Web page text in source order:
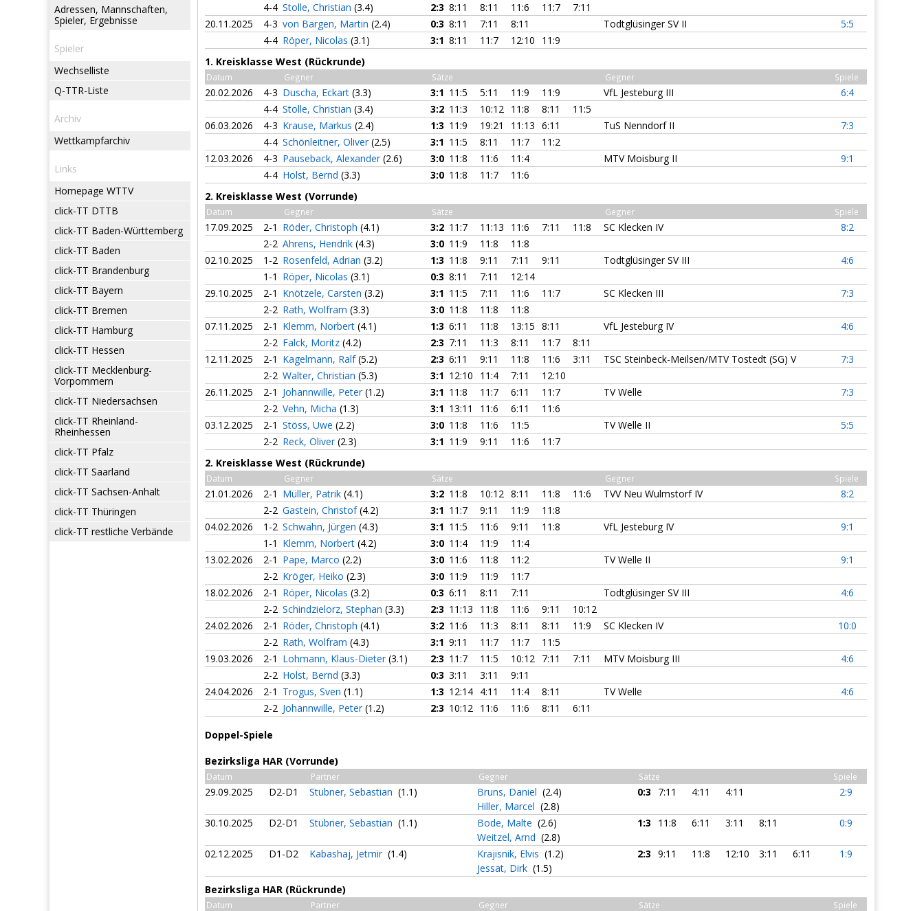
Adressen, Mannschaften,
Spieler, Ergebnisse
Spieler
Wechselliste
Q-TTR-Liste
Archiv
Wettkampfarchiv
Links
Homepage WTTV
click-TT DTTB
click-TT Baden-Württemberg
click-TT Baden
click-TT Brandenburg
click-TT Bayern
click-TT Bremen
click-TT Hamburg
click-TT Hessen
click-TT Mecklenburg-
Vorpommern
click-TT Niedersachsen
click-TT Rheinland-
Rheinhessen
click-TT Pfalz
click-TT Saarland
click-TT Sachsen-Anhalt
click-TT Thüringen
click-TT restliche Verbände
4-4 Stolle, Christian (3.4) 2:3 8:11 8:11 11:6 11:7
7:11
20.11.2025
4-3 von Bargen, Martin (2.4) 0:3 8:11 7:11 8:11 Todtglüsinger SV II
5:5
4-4 Röper, Nicolas (3.1) 3:1 8:11 11:7 12:10
11:9
1. Kreisklasse West (Rückrunde)
Datum Gegner Sätze Gegner Spiele
20.02.2026 4-3 Duscha, Eckart (3.3) 3:1 11:5 5:11 11:9 11:9 VfL Jesteburg III
6:4
4-4 Stolle, Christian (3.4) 3:2 11:3 10:12 11:8 8:11
11:5
06.03.2026
4-3 Krause, Markus (2.4) 1:3 11:9 19:21 11:13 6:11 TuS Nenndorf II
7:3
4-4 Schönleitner, Oliver (2.5) 3:1 11:5 8:11 11:7
11:2
12.03.2026
4-3 Pauseback, Alexander (2.6) 3:0 11:8 11:6 11:4 MTV Moisburg II
9:1
4-4 Holst, Bernd (3.3) 3:0 11:8 11:7
11:6
2. Kreisklasse West (Vorrunde)
Datum Gegner Sätze Gegner Spiele
17.09.2025 2-1 Röder, Christoph (4.1) 3:2 11:7 11:13 11:6 7:11 11:8 SC Klecken IV
8:2
2-2 Ahrens, Hendrik (4.3) 3:0 11:9 11:8
11:8
02.10.2025
1-2 Rosenfeld, Adrian (3.2) 1:3 11:8 9:11 7:11 9:11 Todtglüsinger SV III
4:6
1-1 Röper, Nicolas (3.1) 0:3 8:11 7:11
12:14
29.10.2025
2-1 Knötzele, Carsten (3.2) 3:1 11:5 7:11 11:6 11:7 SC Klecken III
7:3
2-2 Rath, Wolfram (3.3) 3:0 11:8 11:8
11:8
07.11.2025
2-1 Klemm, Norbert (4.1) 1:3 6:11 11:8 13:15 8:11 VfL Jesteburg IV
4:6
2-2 Falck, Moritz (4.2) 2:3 7:11 11:3 8:11 11:7
8:11
12.11.2025
2-1 Kagelmann, Ralf(5.2) 2:3 6:11 9:11 11:8 11:6 3:11 TSC Steinbeck-Meilsen/MTV Tostedt (SG) V
7:3
2-2 Walter, Christian (5.3) 3:1 12:10 11:4 7:11
12:10
26.11.2025
2-1 Johannwille, Peter (1.2) 3:1 11:8 11:7 6:11 11:7 TV Welle
7:3
2-2 Vehn, Micha (1.3) 3:1 13:11 11:6 6:11
11:6
03.12.2025
2-1 Stöss, Uwe (2.2) 3:0 11:8 11:6 11:5 TV Welle II
5:5
2-2 Reck, Oliver (2.3) 3:1 11:9 9:11 11:6
11:7
2. Kreisklasse West (Rückrunde)
Datum Gegner Sätze Gegner Spiele
21.01.2026 2-1 Müller, Patrik (4.1) 3:2 11:8 10:12 8:11 11:8 11:6 TVV Neu Wulmstorf IV
8:2
2-2 Gastein, Christof(4.2) 3:1 11:7 9:11 11:9
11:8
04.02.2026
1-2 Schwahn, Jürgen (4.3) 3:1 11:5 11:6 9:11 11:8 VfL Jesteburg IV
9:1
1-1 Klemm, Norbert (4.2) 3:0 11:4 11:9
11:4
13.02.2026
2-1 Pape, Marco (2.2) 3:0 11:6 11:8 11:2 TV Welle II
9:1
2-2 Kröger, Heiko (2.3) 3:0 11:9 11:9
11:7
18.02.2026
2-1 Röper, Nicolas (3.2) 0:3 6:11 8:11 7:11 Todtglüsinger SV III
4:6
2-2 Schindzielorz, Stephan (3.3) 2:3 11:13 11:8 11:6 9:11
10:12
24.02.2026
2-1 Röder, Christoph (4.1) 3:2 11:6 11:3 8:11 8:11 11:9 SC Klecken IV
10:0
2-2 Rath, Wolfram (4.3) 3:1 9:11 11:7 11:7
11:5
19.03.2026
2-1 Lohmann, Klaus-Dieter (3.1) 2:3 11:7 11:5 10:12 7:11 7:11 MTV Moisburg III
4:6
2-2 Holst, Bernd (3.3) 0:3 3:11 3:11
9:11
24.04.2026
2-1 Trogus, Sven (1.1) 1:3 12:14 4:11 11:4 8:11 TV Welle
4:6
2-2 Johannwille, Peter (1.2) 2:3 10:12 11:6 11:6 8:11 6:11
Doppel-Spiele
Bezirksliga HAR (Vorrunde)
Datum Partner Gegner Sätze Spiele
29.09.2025 D2-D1 Stübner, Sebastian (1.1) Bruns, Daniel (2.4)
Hiller, Marcel (2.8)
0:3 7:11 4:11 4:11 2:9
30.10.2025 D2-D1 Stübner, Sebastian (1.1) Bode, Malte (2.6)
Weitzel, Arnd (2.8)
1:3 11:8 6:11 3:11 8:11 0:9
02.12.2025 D1-D2 Kabashaj, Jetmir (1.4) Krajisnik, Elvis (1.2)
Jessat, Dirk (1.5)
2:3 9:11 11:8 12:10 3:11 6:11 1:9
Bezirksliga HAR (Rückrunde)
Datum Partner Gegner Sätze Spiele